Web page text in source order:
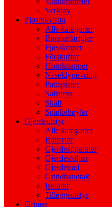
Verktøy
Fjøsrekvisita
Alle kategorier
Børster/strigler
Fjøsskraper
Fôrskuffer
Hornknapper
Neseklype-/ring
Patteplater
Saltstein
Skaft
Sparkebøyler
Gjerdeutstyr
Alle kategorier
Batterier
Gjerdeapparater
Gjerdestolper
Gjerdetråd
Grindhandtak
Isolator
Tilleggsutstyr
Grimer